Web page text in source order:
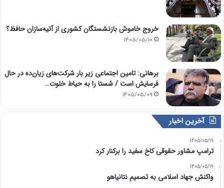
خروج خاموش بازنشستگان کشوری از آتیه‌سازان حافظ؟
1405/05/10
برهانی: تامین اجتماعی زیر بار شرکت‌های زیان‌ده در حال
فرسایش است / شستا را به حیاط خلوت…
1405/05/09
آخرین اخبار
1405/05/19
ترامپ مشاور حقوقی کاخ سفید را برکنار کرد
1405/05/19
واکنش جهاد اسلامی به تصمیم نتانیاهو